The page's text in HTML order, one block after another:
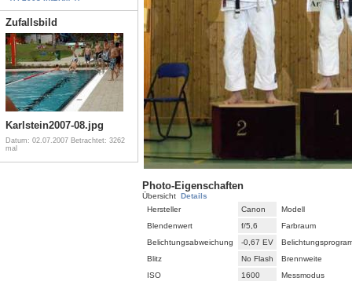
Zufallsbild
Karlstein2007-08.jpg
Datum: 02.07.2007 Betrachtet: 3262
mal
Photo-Eigenschaften
Übersicht Details
Hersteller
Canon
Modell
Blendenwert
f/5,6
Farbraum
Belichtungsabweichung
-0,67 EV
Blitz
No Flash
Brennweite
ISO
1600
Messmodus